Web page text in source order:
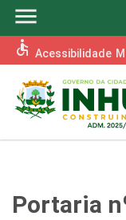
menu
accessible Acessibilidade
Portaria